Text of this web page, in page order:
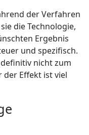
der Verfahren
die Technologie,
Ergebnis
und spezifisch.
nicht zum
der Effekt ist viel